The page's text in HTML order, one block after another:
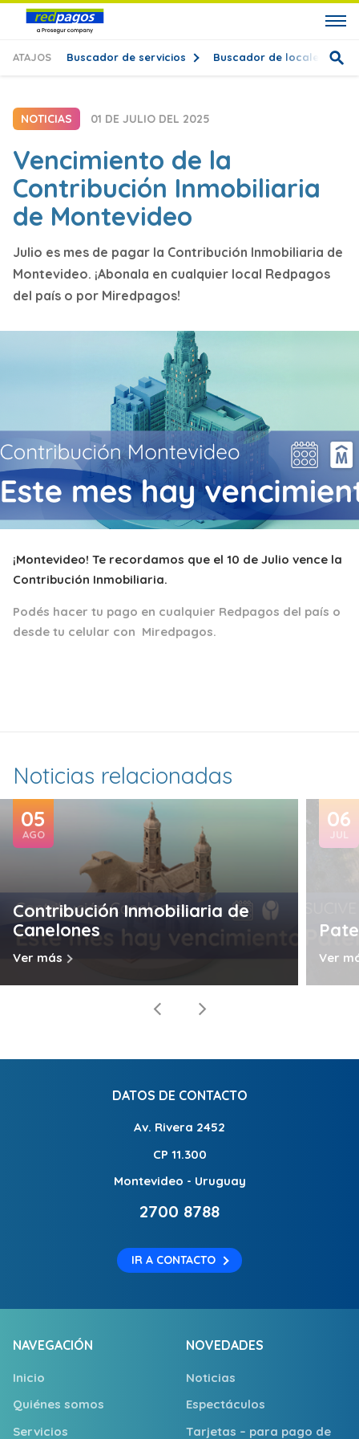
ATAJOS Buscador de servicios Buscador de locales
NOTICIAS 01 DE JULIO DEL 2025
Vencimiento de la
Contribución Inmobiliaria
de Montevideo
Julio es mes de pagar la Contribución Inmobiliaria de
Montevideo. ¡Abonala en cualquier local Redpagos
del país o por Miredpagos!
¡Montevideo! Te recordamos que el 10 de Julio vence la
Contribución Inmobiliaria.
Podés hacer tu pago en cualquier Redpagos del país o
desde tu celular con Miredpagos.
Noticias relacionadas
Contribución Inmobiliaria de
Canelones
Ver más
05
AGO
Ver
06
JUL
DATOS DE CONTACTO
Av. Rivera 2452
CP 11.300
Montevideo - Uruguay
2700 8788
IR A CONTACTO
NAVEGACIÓN
Inicio
Quiénes somos
Servicios
NOVEDADES
Noticias
Espectáculos
Tarjetas – para pago de